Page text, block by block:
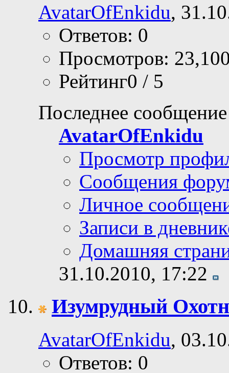
AvatarOfEnkidu,
Ответов: 0
Просмотров:
Рейтинг0 / 5
Последнее
AvatarOfEnkidu
Просмотр
Сообщения
Личное
Записи в
Домашняя
31.10.2010, 17:22
Изумрудный
AvatarOfEnkidu,
Ответов: 0